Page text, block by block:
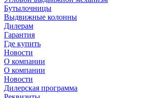
Бутылочницы
Выдвижные колонны
Дилерам
Гарантия
Где купить
Новости
О компании
О компании
Новости
Дилерская программа